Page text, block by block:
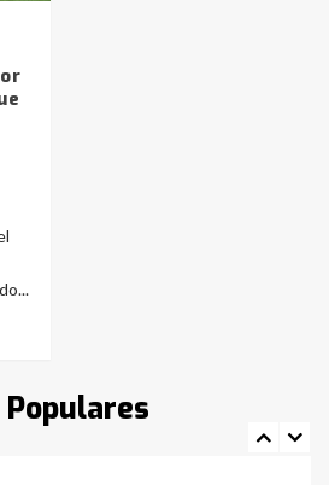
de los combustibles en
de Cereales de Bahía
que Agosto vendrá
y heladas, en gran parte
por
de drogas en la
sábado